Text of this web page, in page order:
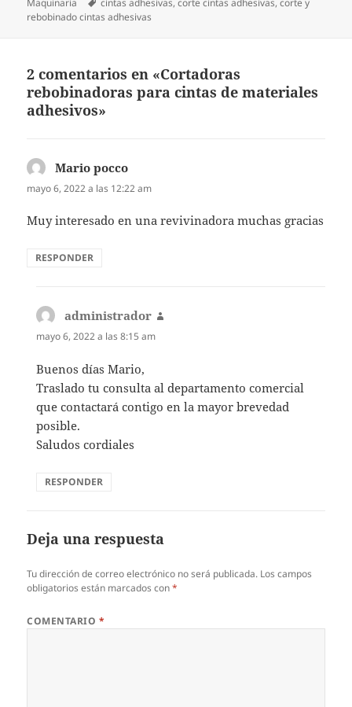
rebobinado cintas adhesivas
2 comentarios en «Cortadoras
rebobinadoras para cintas de materiales
adhesivos»
Mario pocco
mayo 6, 2022 a las 12:22 am
Muy interesado en una revivinadora muchas gracias
RESPONDER
administrador
mayo 6, 2022 a las 8:15 am
Buenos días Mario,
Traslado tu consulta al departamento comercial
que contactará contigo en la mayor brevedad
posible.
Saludos cordiales
RESPONDER
Deja una respuesta
Tu dirección de correo electrónico no será publicada. Los campos
obligatorios están marcados con*
COMENTARIO *